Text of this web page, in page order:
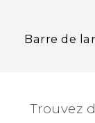
Barre de
Trouvez